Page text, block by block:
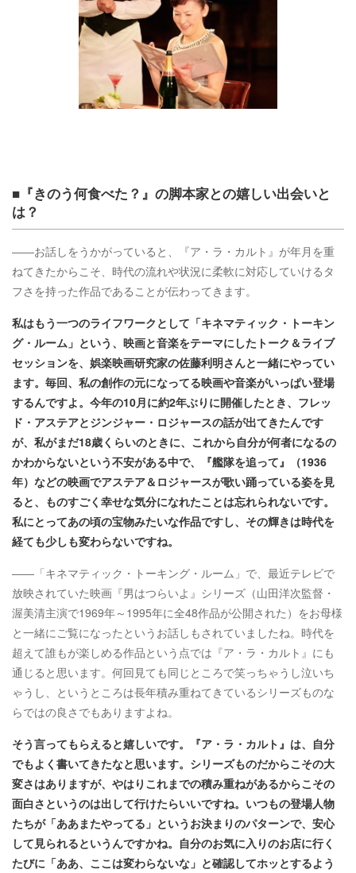
■『きのう何食べた？』の脚本家との嬉しい出会いと
は？
――お話しをうかがっていると、『ア・ラ・カルト』が年月を重
ねてきたからこそ、時代の流れや状況に柔軟に対応していけるタ
フさを持った作品であることが伝わってきます。
私はもう一つのライフワークとして「キネマティック・トーキン
グ・ルーム」という、映画と音楽をテーマにしたトーク＆ライブ
セッションを、娯楽映画研究家の佐藤利明さんと一緒にやってい
ます。毎回、私の創作の元になってる映画や音楽がいっぱい登場
するんですよ。今年の10月に約2年ぶりに開催したとき、フレッ
ド・アステアとジンジャー・ロジャースの話が出てきたんです
が、私がまだ18歳くらいのときに、これから自分が何者になるの
かわからないという不安がある中で、『艦隊を追って』（1936
年）などの映画でアステア＆ロジャースが歌い踊っている姿を見
ると、ものすごく幸せな気分になれたことは忘れられないです。
私にとってあの頃の宝物みたいな作品ですし、その輝きは時代を
経ても少しも変わらないですね。
――「キネマティック・トーキング・ルーム」で、最近テレビで
放映されていた映画『男はつらいよ』シリーズ（山田洋次監督・
渥美清主演で1969年～1995年に全48作品が公開された）をお母様
と一緒にご覧になったというお話しもされていましたね。時代を
超えて誰もが楽しめる作品という点では『ア・ラ・カルト』にも
通じると思います。何回見ても同じところで笑っちゃうし泣いち
ゃうし、というところは長年積み重ねてきているシリーズものな
らではの良さでもありますよね。
そう言ってもらえると嬉しいです。『ア・ラ・カルト』は、自分
でもよく書いてきたなと思います。シリーズものだからこその大
変さはありますが、やはりこれまでの積み重ねがあるからこその
面白さというのは出して行けたらいいですね。いつもの登場人物
たちが「ああまたやってる」というお決まりのパターンで、安心
して見られるというんですかね。自分のお気に入りのお店に行く
たびに「ああ、ここは変わらないな」と確認してホッとするよう